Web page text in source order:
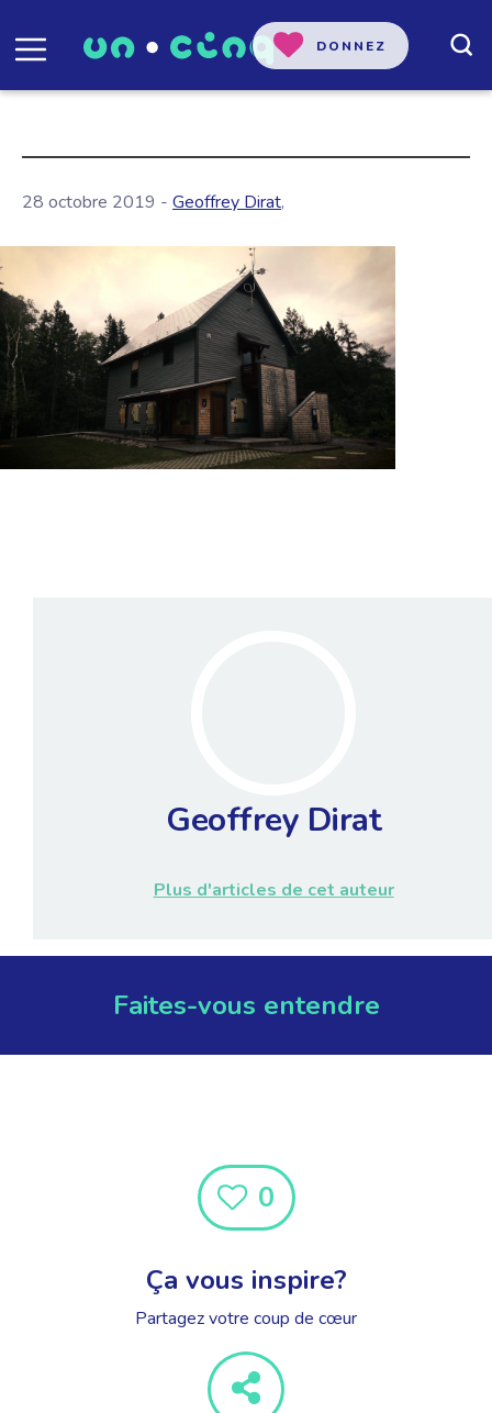
DONNEZ
28 octobre 2019 - Geoffrey Dirat,
Geoffrey Dirat
Plus d'articles de cet auteur
Faites-vous entendre
0
Ça vous inspire?
Partagez votre coup de cœur